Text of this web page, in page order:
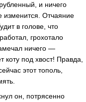
и ничего
изменится. Отчаяние
в голове, что
грохотало
ничего —
коту под хвост! Правда,
этот тополь,
он, потрясенно